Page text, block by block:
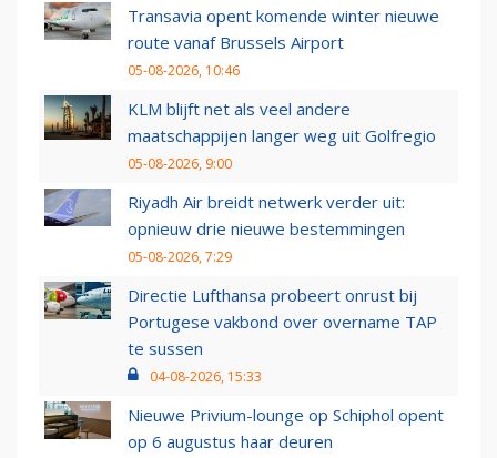
Transavia opent komende winter nieuwe
route vanaf Brussels Airport
05-08-2026, 10:46
KLM blijft net als veel andere
maatschappijen langer weg uit Golfregio
05-08-2026, 9:00
Riyadh Air breidt netwerk verder uit:
opnieuw drie nieuwe bestemmingen
05-08-2026, 7:29
Directie Lufthansa probeert onrust bij
Portugese vakbond over overname TAP
te sussen
04-08-2026, 15:33
Nieuwe Privium-lounge op Schiphol opent
op 6 augustus haar deuren